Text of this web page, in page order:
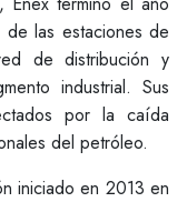
las estaciones de
de distribución y
industrial. Sus
por la caída
del petróleo.
iniciado en 2013 en